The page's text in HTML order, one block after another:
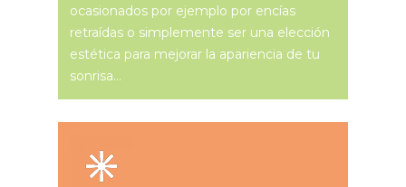
ocasionados por ejemplo por encías
retraídas o simplemente ser una elección
estética para mejorar la apariencia de tu
sonrisa…